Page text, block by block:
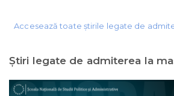
Accesează toate știrile legate de
Ştiri legate de admiterea la